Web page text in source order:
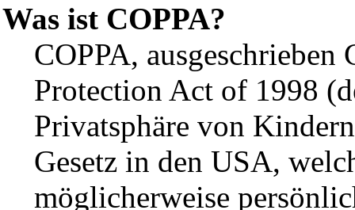
Was ist COPPA?
COPPA,
Protection Act of 1998
Privatsphäre von
Gesetz in den USA,
möglicherweise